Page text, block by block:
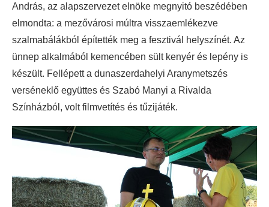
András, az alapszervezet elnöke megnyitó beszédében
elmondta: a mezővárosi múltra visszaemlékezve
szalmabálákból építették meg a fesztivál helyszínét. Az
ünnep alkalmából kemencében sült kenyér és lepény is
készült. Fellépett a dunaszerdahelyi Aranymetszés
verséneklő együttes és Szabó Manyi a Rivalda
Színházból, volt filmvetítés és tűzijáték.